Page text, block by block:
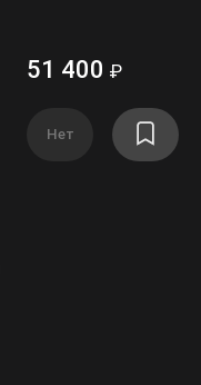
51 400 ₽
Нет